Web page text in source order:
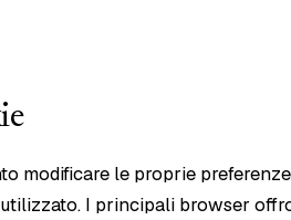
modificare le proprie
I principali browser